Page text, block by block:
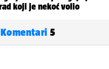
Komentari 5